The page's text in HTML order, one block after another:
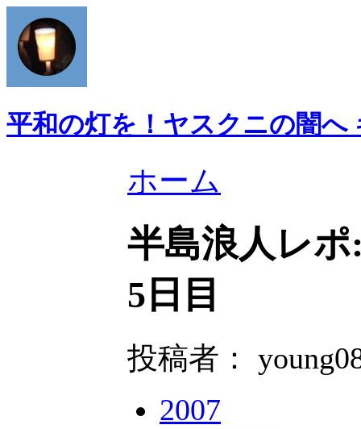
平和の灯を！ヤスクニの闇へ
ホーム
半島浪人レ
5日目
投稿者：
2007